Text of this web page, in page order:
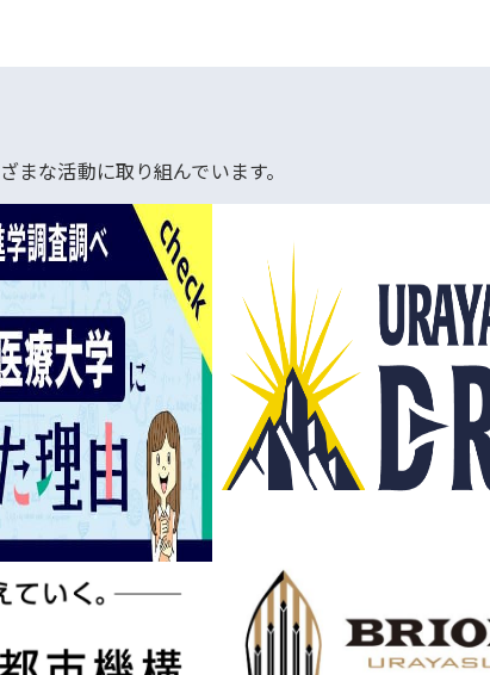
な活動に取り組んでいます。